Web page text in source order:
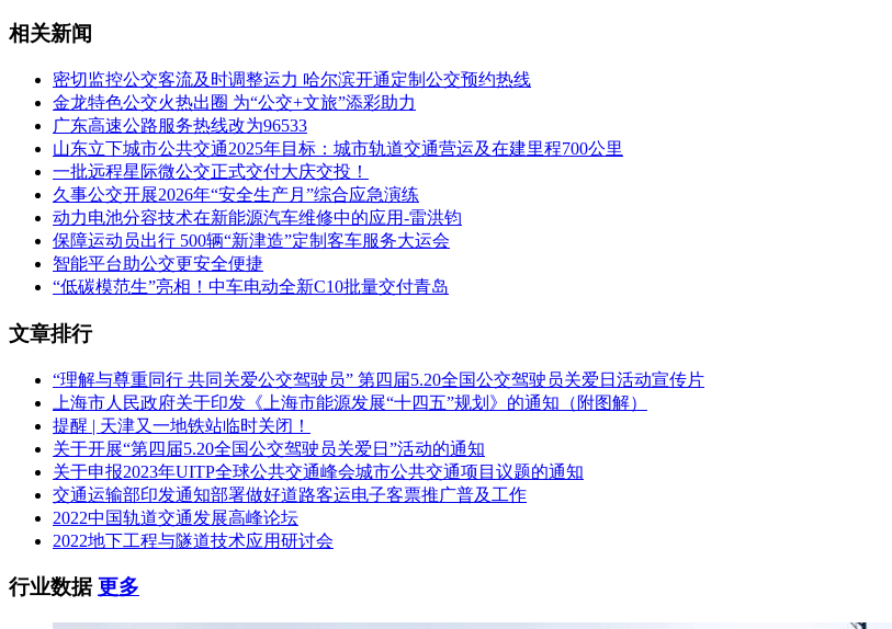
相关新闻
密切监控公交客流及时调整运力 哈尔滨开通定制公交预约热线
金龙特色公交火热出圈 为“公交+文旅”添彩助力
广东高速公路服务热线改为96533
山东立下城市公共交通2025年目标：城市轨道交通营运及在建里程700公里
一批远程星际微公交正式交付大庆交投！
久事公交开展2026年“安全生产月”综合应急演练
动力电池分容技术在新能源汽车维修中的应用-雷洪钧
保障运动员出行 500辆“新津造”定制客车服务大运会
智能平台助公交更安全便捷
“低碳模范生”亮相！中车电动全新C10批量交付青岛
文章排行
“理解与尊重同行 共同关爱公交驾驶员” 第四届5.20全国公交驾驶员关爱日活动宣传片
上海市人民政府关于印发《上海市能源发展“十四五”规划》的通知（附图解）
提醒 | 天津又一地铁站临时关闭！
关于开展“第四届5.20全国公交驾驶员关爱日”活动的通知
关于申报2023年UITP全球公共交通峰会城市公共交通项目议题的通知
交通运输部印发通知部署做好道路客运电子客票推广普及工作
2022中国轨道交通发展高峰论坛
2022地下工程与隧道技术应用研讨会
行业数据更多